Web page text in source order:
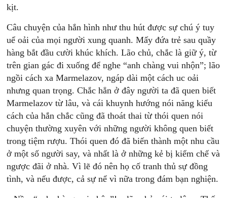
kịt.
Câu chuyện của hắn hình như thu hút được sự chú ý tuy
uể oải của mọi người xung quanh. Mấy đứa trẻ sau quầy
hàng bắt đầu cười khúc khích. Lão chủ, chắc là giữ ý, từ
trên gian gác đi xuống để nghe “anh chàng vui nhộn”; lão
ngồi cách xa Marmelazov, ngáp dài một cách uc oải
nhưng quan trọng. Chắc hẳn ở đây người ta đã quen biết
Marmelazov từ lâu, và cái khuynh hướng nói năng kiểu
cách của hắn chắc cũng đã thoát thai từ thói quen nói
chuyện thường xuyên với những người không quen biết
trong tiệm rượu. Thói quen đó đã biến thành một nhu cầu
ở một số người say, và nhất là ở những kẻ bị kiểm chế và
ngược đãi ở nhà. Vì lẽ đó nên họ cố tranh thủ sự đồng
tình, và nếu được, cả sự nể vì nữa trong đám bạn nghiện.